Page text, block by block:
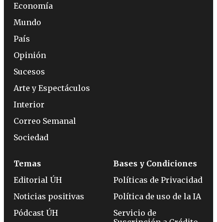
Economía
Mundo
País
Opinión
Sucesos
Arte y Espectáculos
Interior
Correo Semanal
Sociedad
Temas
Editorial ÚH
Noticias positivas
Pódcast ÚH
Bases y Condiciones
Políticas de Privacidad
Política de uso de la IA
Servicio de